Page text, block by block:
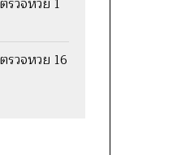
รวจหวย 16